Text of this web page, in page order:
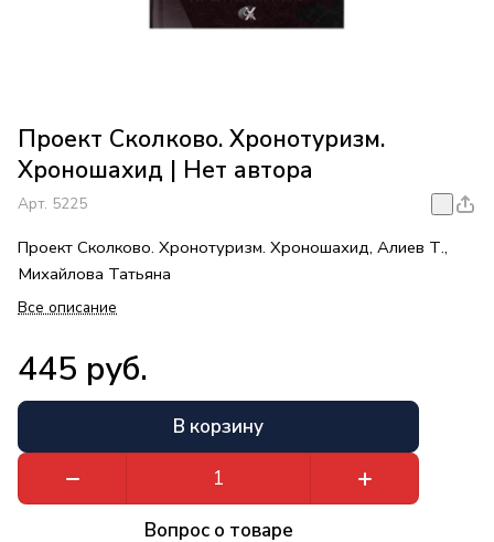
Проект Сколково. Хронотуризм.
Хроношахид | Нет автора
Арт. 5225
Проект Сколково. Хронотуризм. Хроношахид, Алиев Т.,
Михайлова Татьяна
Все описание
445 руб.
В корзину
Вопрос о товаре